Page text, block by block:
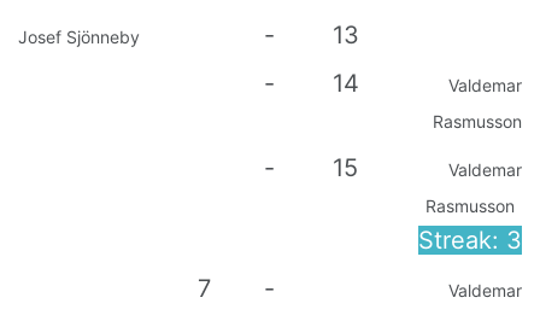
Josef Sjönneby -
13
-
14
Valdemar
Rasmusson
- 15
Valdemar
Rasmusson
Streak: 3
7
-
Valdemar